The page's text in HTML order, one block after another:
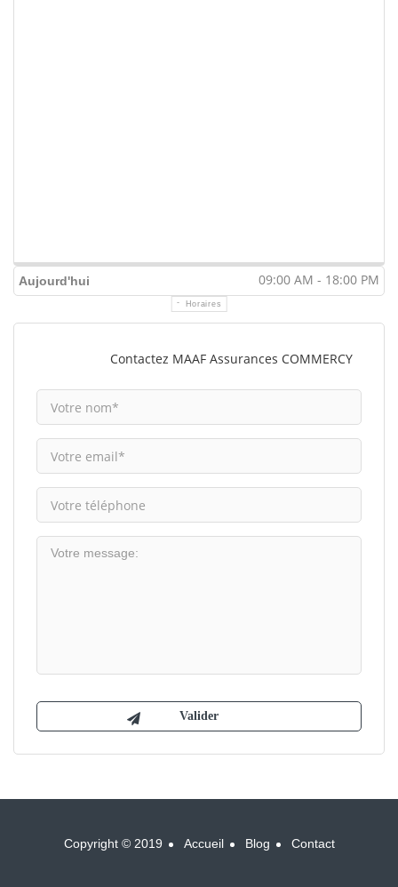
Aujourd'hui 09:00 AM - 18:00 PM
Horaires
Contactez MAAF Assurances COMMERCY
Copyright © 2019 Accueil Blog Contact